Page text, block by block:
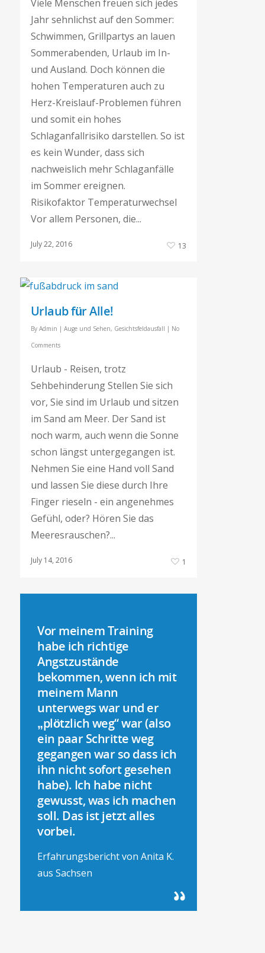
Viele Menschen freuen sich jedes
Jahr sehnlichst auf den Sommer:
Schwimmen, Grillpartys an lauen
Sommerabenden, Urlaub im In-
und Ausland. Doch können die
hohen Temperaturen auch zu
Herz-Kreislauf-Problemen führen
und somit ein hohes
Schlaganfallrisiko darstellen. So ist
es kein Wunder, dass sich
nachweislich mehr Schlaganfälle
im Sommer ereignen.
Risikofaktor Temperaturwechsel
Vor allem Personen, die...
July 22, 2016 13
Urlaub für Alle!
By Admin | Auge und Sehen, Gesichtsfeldausfall | No
Comments
Urlaub - Reisen, trotz
Sehbehinderung Stellen Sie sich
vor, Sie sind im Urlaub und sitzen
im Sand am Meer. Der Sand ist
noch warm, auch wenn die Sonne
schon längst untergegangen ist.
Nehmen Sie eine Hand voll Sand
und lassen Sie diese durch Ihre
Finger rieseln - ein angenehmes
Gefühl, oder? Hören Sie das
Meeresrauschen?...
July 14, 2016 1
Vor meinem Training
habe ich richtige
Angstzustände
bekommen, wenn ich mit
meinem Mann
unterwegs war und er
„plötzlich weg“ war (also
ein paar Schritte weg
gegangen war so dass ich
ihn nicht sofort gesehen
habe). Ich habe nicht
gewusst, was ich machen
soll. Das ist jetzt alles
vorbei.
Erfahrungsbericht von Anita K.
aus Sachsen